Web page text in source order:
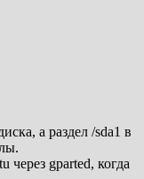
а раздел /sda1 в
gparted, когда